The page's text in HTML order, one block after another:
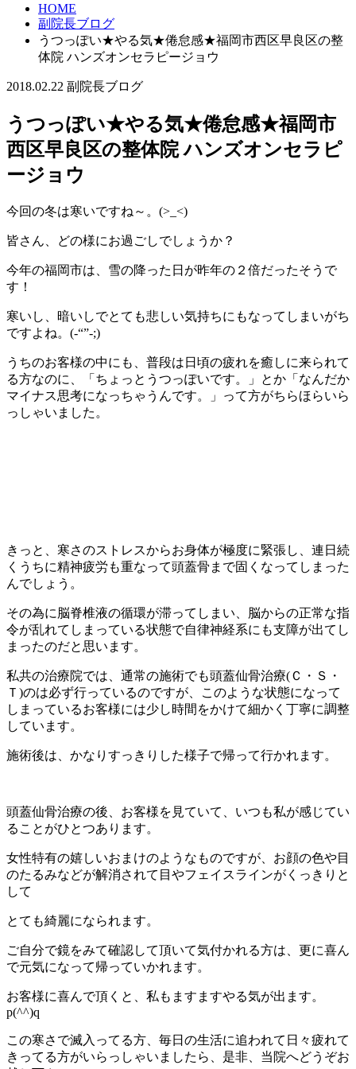
HOME
副院長ブログ
うつっぽい★やる気★倦怠感★福岡市西区早良区の整
体院 ハンズオンセラピージョウ
2018.02.22 副院長ブログ
うつっぽい★やる気★倦怠感★福岡市
西区早良区の整体院 ハンズオンセラピ
ージョウ
今回の冬は寒いですね～。(>_<)
皆さん、どの様にお過ごしでしょうか？
今年の福岡市は、雪の降った日が昨年の２倍だったそうで
す！
寒いし、暗いしでとても悲しい気持ちにもなってしまいがち
ですよね。(-“”-;)
うちのお客様の中にも、普段は日頃の疲れを癒しに来られて
る方なのに、「ちょっとうつっぽいです。」とか「なんだか
マイナス思考になっちゃうんです。」って方がちらほらいら
っしゃいました。
きっと、寒さのストレスからお身体が極度に緊張し、連日続
くうちに精神疲労も重なって頭蓋骨まで固くなってしまった
んでしょう。
その為に脳脊椎液の循環が滞ってしまい、脳からの正常な指
令が乱れてしまっている状態で自律神経系にも支障が出てし
まったのだと思います。
私共の治療院では、通常の施術でも頭蓋仙骨治療(Ｃ・Ｓ・
Ｔ)のは必ず行っているのですが、このような状態になって
しまっているお客様には少し時間をかけて細かく丁寧に調整
しています。
施術後は、かなりすっきりした様子で帰って行かれます。
頭蓋仙骨治療の後、お客様を見ていて、いつも私が感じてい
ることがひとつあります。
女性特有の嬉しいおまけのようなものですが、お顔の色や目
のたるみなどが解消されて目やフェイスラインがくっきりと
して
とても綺麗になられます。
ご自分で鏡をみて確認して頂いて気付かれる方は、更に喜ん
で元気になって帰っていかれます。
お客様に喜んで頂くと、私もますますやる気が出ます。
p(^^)q
この寒さで滅入ってる方、毎日の生活に追われて日々疲れて
きってる方がいらっしゃいましたら、是非、当院へどうぞお